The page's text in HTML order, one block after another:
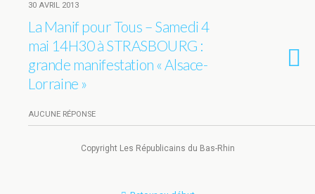
30 AVRIL 2013
La Manif pour Tous – Samedi 4
mai 14H30 à STRASBOURG :
grande manifestation « Alsace-
Lorraine »
AUCUNE RÉPONSE
Copyright Les Républicains du Bas-Rhin